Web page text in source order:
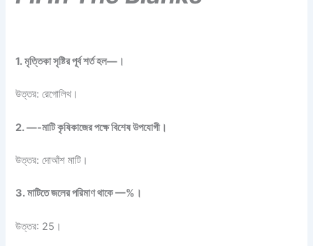
1. মৃত্তিকা সৃষ্টির পূর্ব শর্ত হল—।
উত্তর: রেগোলিথ।
2. —-মাটি কৃষিকাজের পক্ষে বিশেষ উপযোগী।
উত্তর: দোআঁশ মাটি।
3. মাটিতে জলের পরিমাণ থাকে —%।
উত্তর: 25।